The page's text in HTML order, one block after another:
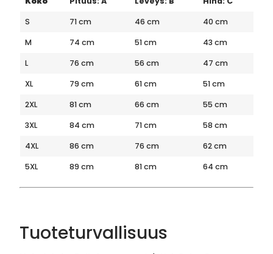
S
71 cm 46 cm
40 cm
M
74 cm 51 cm
43 cm
L
76 cm 56 cm
47 cm
XL
79 cm 61 cm
51 cm
2XL
81 cm 66 cm
55 cm
3XL
84 cm 71 cm
58 cm
4XL
86 cm 76 cm
62 cm
5XL
89 cm 81 cm 64 cm
Tuoteturvallisuus